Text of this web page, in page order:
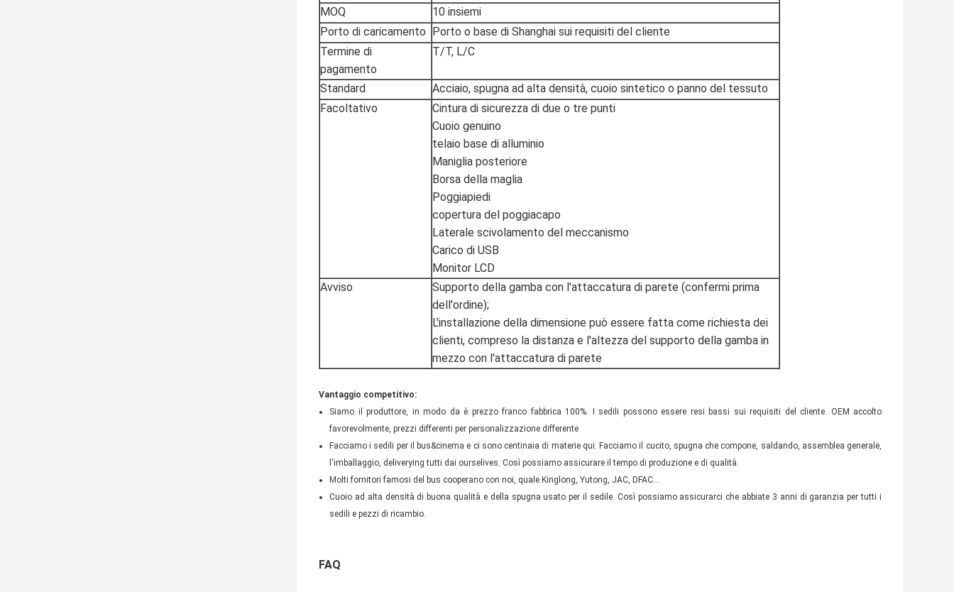
MOQ
10 insiemi
Porto di caricamento
Porto o base di Shanghai sui requisiti del cliente
Termine di
pagamento
T/T, L/C
Standard
Acciaio, spugna ad alta densità, cuoio sintetico o panno del tessuto
Facoltativo
Cintura di sicurezza di due o tre punti
Cuoio genuino
telaio base di alluminio
Maniglia posteriore
Borsa della maglia
Poggiapiedi
copertura del poggiacapo
Laterale scivolamento del meccanismo
Carico di USB
Monitor LCD
Avviso
Supporto della gamba con l'attaccatura di parete (confermi prima
dell'ordine);
L'installazione della dimensione può essere fatta come richiesta dei
clienti, compreso la distanza e l'altezza del supporto della gamba in
mezzo con l'attaccatura di parete
Vantaggio competitivo:
Siamo il produttore, in modo da è prezzo franco fabbrica 100%. I sedili possono essere resi bassi sui requisiti del cliente. OEM accolto
favorevolmente, prezzi differenti per personalizzazione differente
Facciamo i sedili per il bus&cinema e ci sono centinaia di materie qui. Facciamo il cucito, spugna che compone, saldando, assemblea generale,
l'imballaggio, deliverying tutti dai ourselives. Così possiamo assicurare il tempo di produzione e di qualità.
Molti fornitori famosi del bus cooperano con noi, quale Kinglong, Yutong, JAC, DFAC…
Cuoio ad alta densità di buona qualità e della spugna usato per il sedile. Così possiamo assicurarci che abbiate 3 anni di garanzia per tutti i
sedili e pezzi di ricambio.
FAQ